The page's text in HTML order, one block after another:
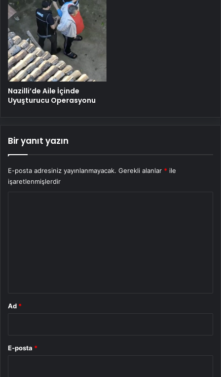
Nazilli’de Aile İçinde
Uyuşturucu Operasyonu
Bir yanıt yazın
E-posta adresiniz yayınlanmayacak. Gerekli alanlar * ile
işaretlenmişlerdir
Ad *
E-posta *